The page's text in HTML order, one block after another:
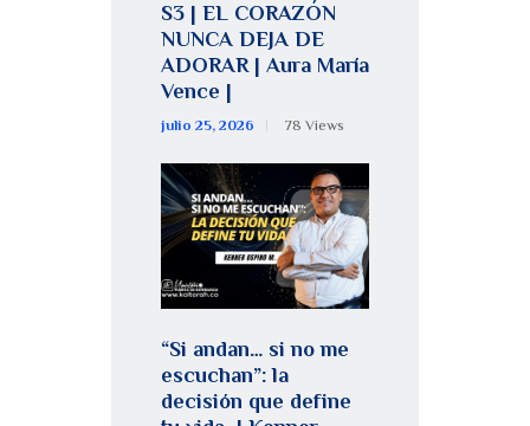
S3 | EL CORAZÓN
NUNCA DEJA DE
ADORAR | Aura María
Vence |
julio 25, 2026 78 Views
“Si andan… si no me
escuchan”: la
decisión que define